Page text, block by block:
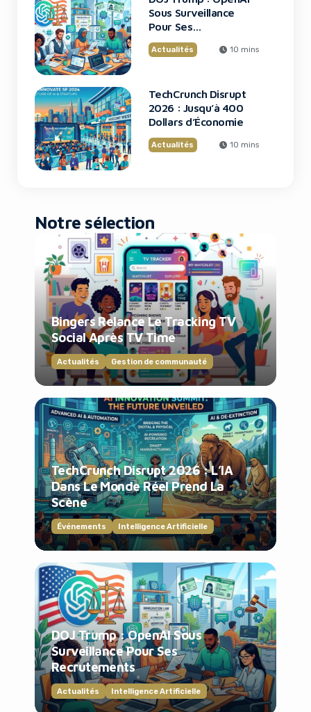
Sous Surveillance
Pour Ses
Recrutements
Actualités 10 mins
TechCrunch Disrupt
2026 : Jusqu’à 400
Dollars d’Économie
Actualités 10 mins
Notre sélection
Bingers Relance Le Tracking TV
Social Après TV Time
Actualités Gestion de communauté
TechCrunch Disrupt 2026 : L’IA
Dans Le Monde Réel Prend La
Scène
Événements Intelligence Artificielle
DOJ Trump : OpenAI Sous
Surveillance Pour Ses
Recrutements
Actualités Intelligence Artificielle